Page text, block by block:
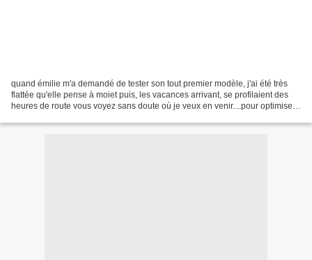
quand émilie m'a demandé de tester son tout premier modèle, j'ai été très
flattée qu'elle pense à moiet puis, les vacances arrivant, se profilaient des
heures de route vous voyez sans doute où je veux en venir....pour optimiser